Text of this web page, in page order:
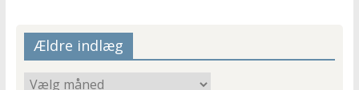
Ældre indlæg
Ældre